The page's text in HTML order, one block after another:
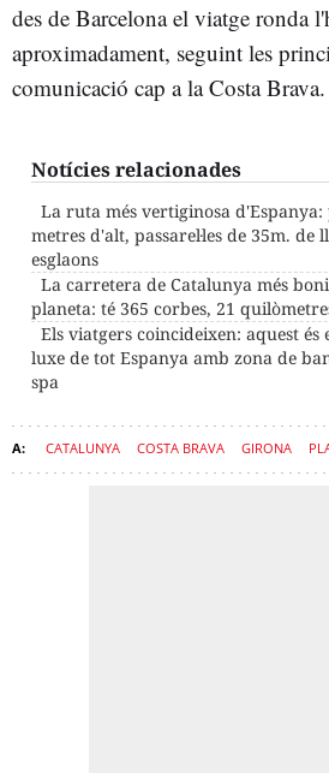
des de Barcelona el viatge ronda
aproximadament, seguint les
comunicació cap a la Costa Brava.
Notícies relacionades
La ruta més vertiginosa d'Espanya:
metres d'alt, passarel·les de 35m. de
esglaons
La carretera de Catalunya més
planeta: té 365 corbes, 21
Els viatgers coincideixen: aquest
luxe de tot Espanya amb zona de
spa
CATALUNYA COSTA BRAVA GIRONA